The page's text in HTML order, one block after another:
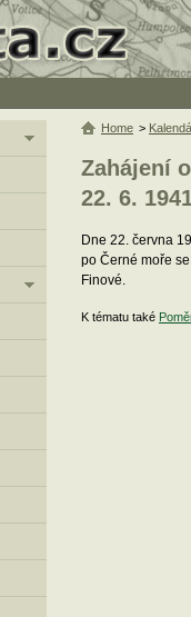
Zahájení
22. 6.
Dne 22. června
po Černé moře
Finové.
K tématu také
Home >